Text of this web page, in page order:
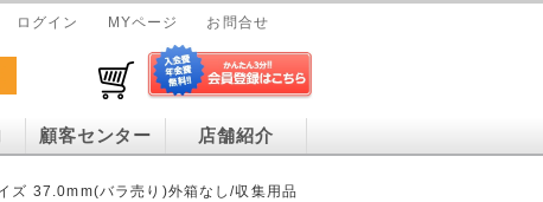
ログイン MYページ お問合せ
顧客センター 店舗紹介
ズ 37.0mm(バラ売り)外箱なし/収集用品